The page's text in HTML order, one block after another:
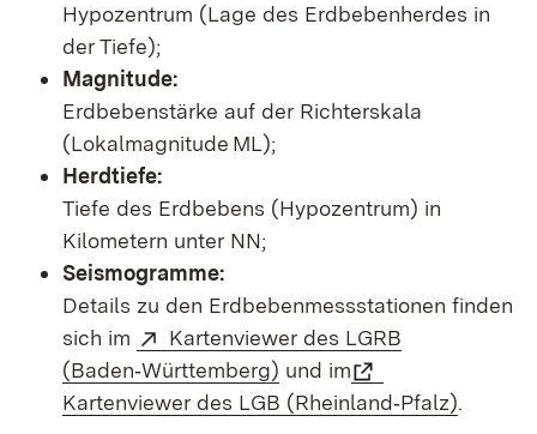
Hypozentrum (Lage des Erdbebenherdes in
der Tiefe);
Magnitude:
Erdbebenstärke auf der Richterskala
(Lokalmagnitude ML);
Herdtiefe:
Tiefe des Erdbebens (Hypozentrum) in
Kilometern unter NN;
Seismogramme:
Details zu den Erdbebenmessstationen finden
sich im
Kartenviewer des LGRB
(Baden‑Württemberg) und im
Kartenviewer des LGB (Rheinland‑Pfalz).